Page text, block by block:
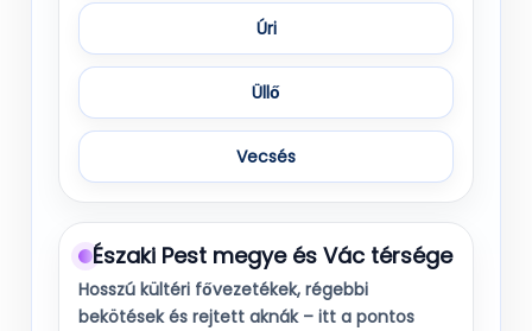
Úri
Üllő
Vecsés
Északi Pest megye és Vác térsége
Hosszú kültéri fővezetékek, régebbi
bekötések és rejtett aknák – itt a pontos